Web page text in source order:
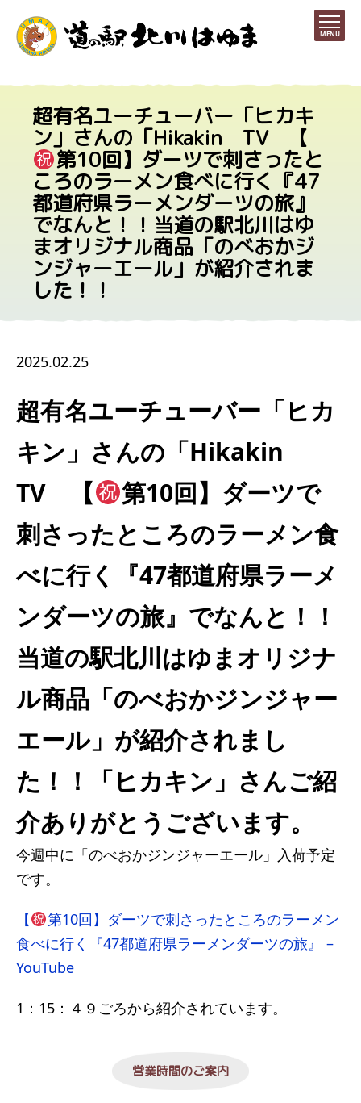
MENU
超有名ユーチューバー「ヒカキ
ン」さんの「Hikakin TV 【
第10回】ダーツで刺さったと
ころのラーメン食べに行く『47
都道府県ラーメンダーツの旅』
でなんと！！当道の駅北川はゆ
まオリジナル商品「のべおかジ
ンジャーエール」が紹介されま
した！！
2025.02.25
超有名ユーチューバー「ヒカ
キン」さんの「Hikakin
TV 【
第10回】ダーツで
刺さったところのラーメン食
べに行く『47都道府県ラーメ
ンダーツの旅』でなんと！！
当道の駅北川はゆまオリジナ
ル商品「のべおかジンジャー
エール」が紹介されまし
た！！「ヒカキン」さんご紹
介ありがとうございます。
今週中に「のべおかジンジャーエール」入荷予定
です。
【
第10回】ダーツで刺さったところのラーメン
食べに行く『47都道府県ラーメンダーツの旅』 –
YouTube
1：15：４９ごろから紹介されています。
営業時間のご案内